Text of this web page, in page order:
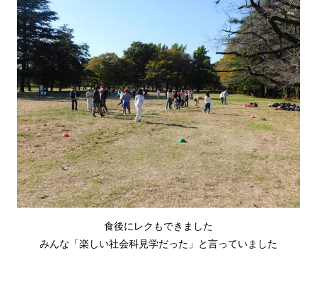
食後にレクもできました
みんな「楽しい社会科見学だった」と言っていました